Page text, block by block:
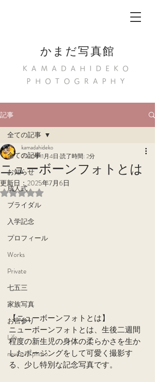
かまだ写真館
KAMADAHIDEKO
PHOTOGRAPHY
記事
全ての記事
お知らせ
成人式
ブライダル
入学記念
プロフィール
Works
Private
七五三
家族写真
お宮参り
Life
newborn photo
全ての記事
ニューボーンフォトとは
kamadahideko
2022年11月4日 読了時間: 2分
更新日：2025年7月6日
5つ星のうちNaNと評価されています。
【ニューボーンフォトとは】
ニューボーンフォトとは、生後二週間
程度の新生児の身体の柔らかさを生か
したポージングをして可愛く撮影す
る、少し特別な記念写真です。